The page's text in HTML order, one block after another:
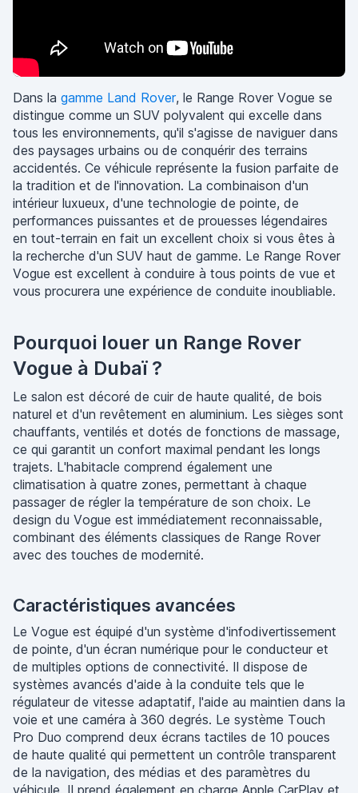
Dans la gamme Land Rover, le Range Rover Vogue se
distingue comme un SUV polyvalent qui excelle dans
tous les environnements, qu'il s'agisse de naviguer dans
des paysages urbains ou de conquérir des terrains
accidentés. Ce véhicule représente la fusion parfaite de
la tradition et de l'innovation. La combinaison d'un
intérieur luxueux, d'une technologie de pointe, de
performances puissantes et de prouesses légendaires
en tout-terrain en fait un excellent choix si vous êtes à
la recherche d'un SUV haut de gamme. Le Range Rover
Vogue est excellent à conduire à tous points de vue et
vous procurera une expérience de conduite inoubliable.
Pourquoi louer un Range Rover
Vogue à Dubaï ?
Le salon est décoré de cuir de haute qualité, de bois
naturel et d'un revêtement en aluminium. Les sièges sont
chauffants, ventilés et dotés de fonctions de massage,
ce qui garantit un confort maximal pendant les longs
trajets. L'habitacle comprend également une
climatisation à quatre zones, permettant à chaque
passager de régler la température de son choix. Le
design du Vogue est immédiatement reconnaissable,
combinant des éléments classiques de Range Rover
avec des touches de modernité.
Caractéristiques avancées
Le Vogue est équipé d'un système d'infodivertissement
de pointe, d'un écran numérique pour le conducteur et
de multiples options de connectivité. Il dispose de
systèmes avancés d'aide à la conduite tels que le
régulateur de vitesse adaptatif, l'aide au maintien dans la
voie et une caméra à 360 degrés. Le système Touch
Pro Duo comprend deux écrans tactiles de 10 pouces
de haute qualité qui permettent un contrôle transparent
de la navigation, des médias et des paramètres du
véhicule. Il prend également en charge Apple CarPlay et